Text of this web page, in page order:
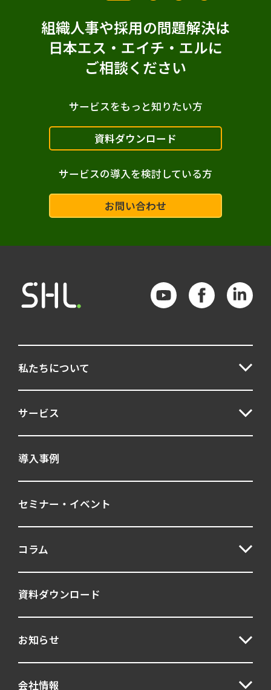
組織人事や採用の問題解決は
日本エス・エイチ・エルに
ご相談ください
サービスをもっと知りたい方
資料ダウンロード
サービスの導入を検討している方
お問い合わせ
私たちについて
サービス
導入事例
セミナー・イベント
コラム
資料ダウンロード
お知らせ
会社情報